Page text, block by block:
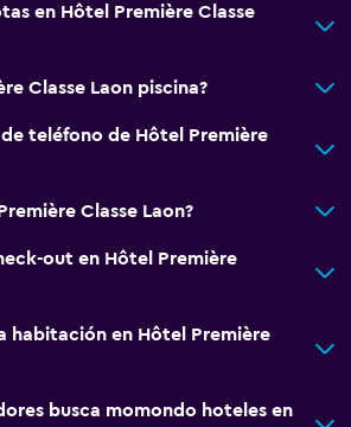
en Hôtel Première Classe
Classe Laon piscina?
de teléfono de Hôtel Première
Classe Laon?
out en Hôtel Première
habitación en Hôtel Première
busca momondo hoteles en